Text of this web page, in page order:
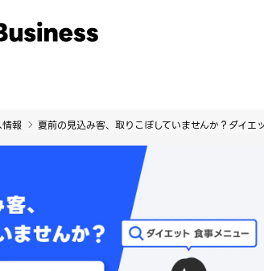
イベント・セミナー
報 夏前の見込み客、取りこぼしていませんか？ダイエ